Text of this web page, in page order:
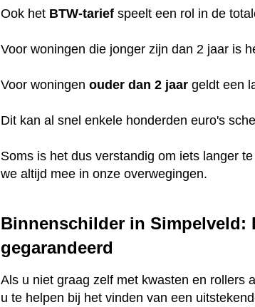
Ook het BTW-tarief speelt een rol in de
Voor woningen die jonger zijn dan 2 jaar is
Voor woningenouder dan 2 jaar geldt een
Dit kan al snel enkele honderden euro's
Soms is het dus verstandig om iets langer
we altijd mee in onze overwegingen.
Binnenschilder in Simpelveld:
gegarandeerd
Als u niet graag zelf met kwasten en rollers
u te helpen bij het vinden van een